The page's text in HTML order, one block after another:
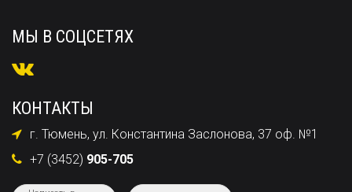
МЫ В СОЦСЕТЯХ
КОНТАКТЫ
г. Тюмень, ул. Константина Заслонова, 37 оф. №1
+7 (3452) 905-705